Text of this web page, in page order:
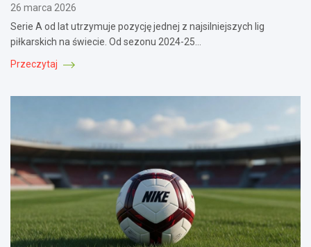
26 marca 2026
Serie A od lat utrzymuje pozycję jednej z najsilniejszych lig
piłkarskich na świecie. Od sezonu 2024-25…
Przeczytaj